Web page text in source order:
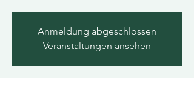
Anmeldung abgeschlossen
Veranstaltungen ansehen